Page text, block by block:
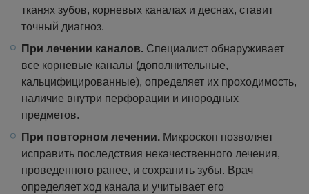
тканях зубов, корневых каналах и деснах, ставит
точный диагноз.
При лечении каналов. Специалист обнаруживает
все корневые каналы (дополнительные,
кальцифицированные), определяет их проходимость,
наличие внутри перфорации и инородных
предметов.
При повторном лечении. Микроскоп позволяет
исправить последствия некачественного лечения,
проведенного ранее, и сохранить зубы. Врач
определяет ход канала и учитывает его